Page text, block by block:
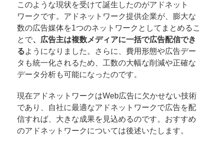
このような現状を受けて誕生したのがアドネット
ワークです。アドネットワーク提供企業が、膨大な
数の広告媒体を1つのネットワークとしてまとめるこ
とで、広告主は複数メディアに一括で広告配信でき
るようになりました。さらに、費用形態や広告デー
タも統一化されるため、工数の大幅な削減や正確な
データ分析も可能になったのです。
現在アドネットワークはWeb広告に欠かせない技術
であり、自社に最適なアドネットワークで広告を配
信すれば、大きな成果を見込めるのです。おすすめ
のアドネットワークについては後述いたします。